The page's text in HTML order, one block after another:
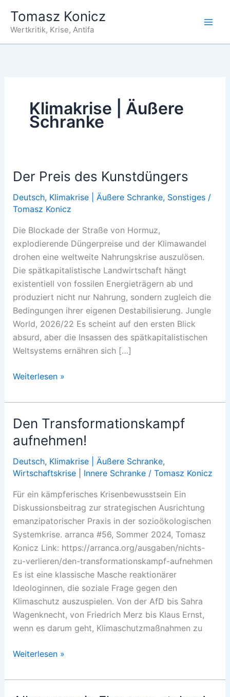
Inhalt
springen
Tomasz Konicz
Wertkritik, Krise, Antifa
Klimakrise | Äußere
Schranke
Der Preis des Kunstdüngers
Deutsch, Klimakrise | Äußere Schranke, Sonstiges/
Tomasz Konicz
Die Blockade der Straße von Hormuz,
explodierende Düngerpreise und der Klimawandel
drohen eine weltweite Nahrungskrise auszulösen.
Die spätkapitalistische Landwirtschaft hängt
existentiell von fossilen Energieträgern ab und
produziert nicht nur Nahrung, sondern zugleich die
Bedingungen ihrer eigenen Destabilisierung. Jungle
World, 2026/22 Es scheint auf den ersten Blick
absurd, aber die Insassen des spätkapitalistischen
Weltsystems ernähren sich […]
Der
des
Kunstdüngers
Weiterlesen »
Den Transformationskampf
aufnehmen!
Deutsch, Klimakrise | Äußere Schranke,
Wirtschaftskrise | Innere Schranke/ Tomasz Konicz
Für ein kämpferisches Krisenbewusstsein Ein
Diskussionsbeitrag zur strategischen Ausrichtung
emanzipatorischer Praxis in der sozioökologischen
Systemkrise. arranca #56, Sommer 2024, Tomasz
Konicz Link: https://arranca.org/ausgaben/nichts-
zu-verlieren/den-transformationskampf-aufnehmen
Es ist eine klassische Masche reaktionärer
Ideologinnen, die soziale Frage gegen den
Klimaschutz auszuspielen. Von der AfD bis Sahra
Wagenknecht, von Friedrich Merz bis Klaus Ernst,
wenn es darum geht, Klimaschutzmaßnahmen zu
Den
aufnehmen!
Weiterlesen »